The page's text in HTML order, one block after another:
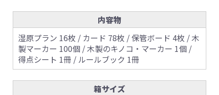
内容物
湿原プラン 16枚 / カード 78枚 / 保管ボード 4枚 / 木
製マーカー 100個 / 木製のキノコ・マーカー 1個 /
得点シート 1冊 / ルールブック 1冊
箱サイズ